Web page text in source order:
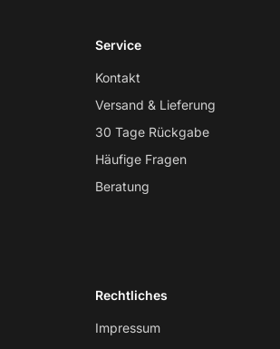
Service
Kontakt
Versand & Lieferung
30 Tage Rückgabe
Häufige Fragen
Beratung
Rechtliches
Impressum